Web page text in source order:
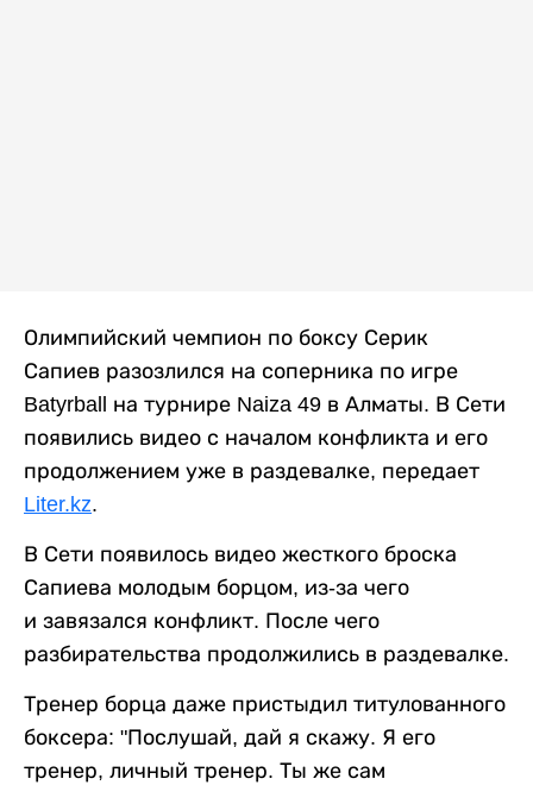
Олимпийский чемпион по боксу Серик
Сапиев разозлился на соперника по игре
Batyrball на турнире Naiza 49 в Алматы. В Сети
появились видео с началом конфликта и его
продолжением уже в раздевалке, передает
Liter.kz.
В Сети появилось видео жесткого броска
Сапиева молодым борцом, из-за чего
и завязался конфликт. После чего
разбирательства продолжились в раздевалке.
Тренер борца даже пристыдил титулованного
боксера: "Послушай, дай я скажу. Я его
тренер, личный тренер. Ты же сам